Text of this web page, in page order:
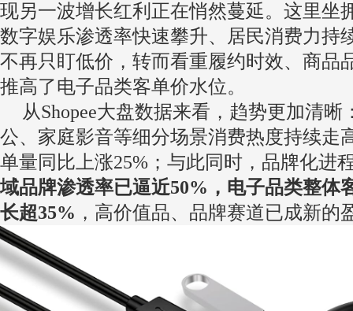
现另一波增长红利正在悄然蔓延。这里坐
数字娱乐渗透率快速攀升、居民消费力
不再只盯低价，转而看重履约时效、商品
推高了电子品类客单价水位。
从Shopee大盘数据来看，趋势更加清
公、家庭影音等细分场景消费热度持续走
单量同比上涨25%；与此同时，品牌化进
域品牌渗透率已逼近50%，电子品类整体
长超35% ，高价值品、品牌赛道已成新的